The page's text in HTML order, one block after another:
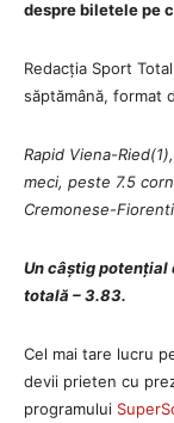
despre biletele pe
Redacția Sport
săptămână, format
Rapid Viena-
meci, peste 7.5
Cremonese-
Un câștig potențial
totală – 3.83.
Cel mai tare lucru
devii prieten cu
programului